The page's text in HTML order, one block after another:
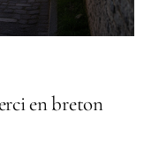
en breton